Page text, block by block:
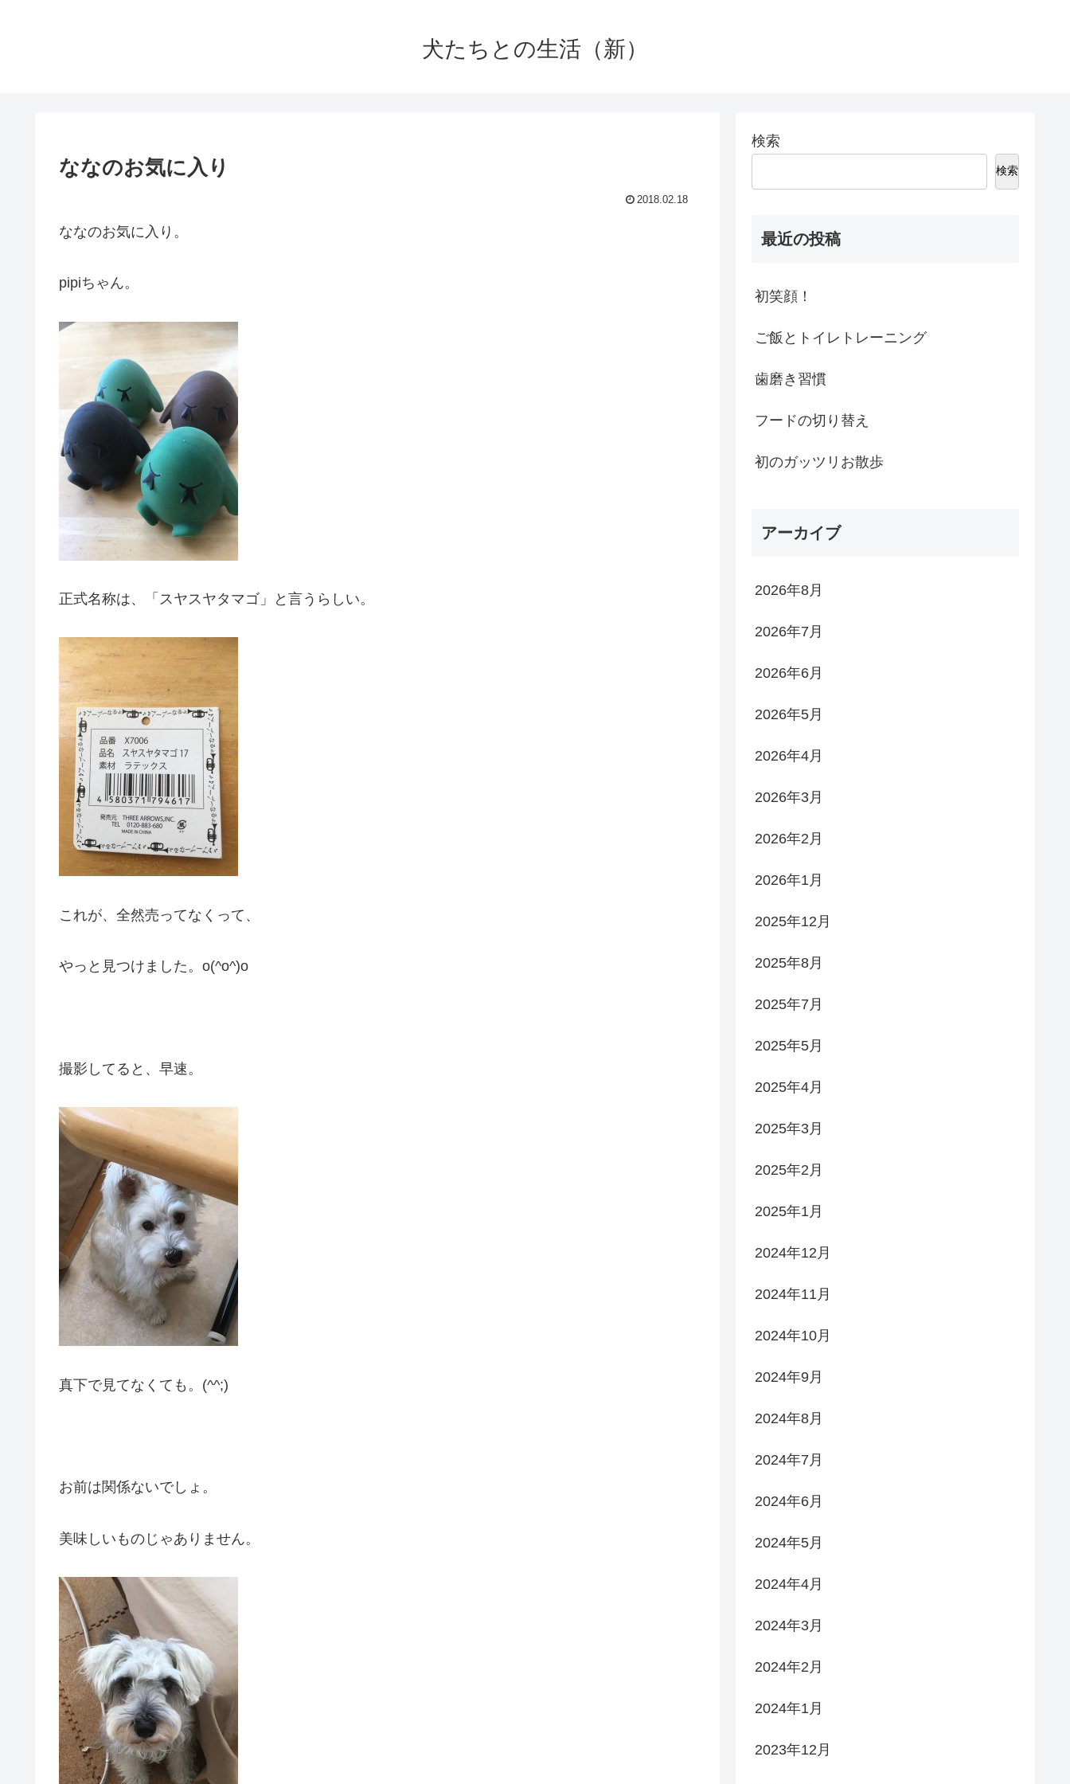
犬たちとの生活（新）
ななのお気に入り
2018.02.18
ななのお気に入り。
pipiちゃん。
正式名称は、「スヤスヤタマゴ」と言うらしい。
これが、全然売ってなくって、
やっと見つけました。o(^o^)o
撮影してると、早速。
真下で見てなくても。(^^;)
お前は関係ないでしょ。
美味しいものじゃありません。
検索
検索
最近の投稿
初笑顔！
ご飯とトイレトレーニング
歯磨き習慣
フードの切り替え
初のガッツリお散歩
アーカイブ
2026年8月
2026年7月
2026年6月
2026年5月
2026年4月
2026年3月
2026年2月
2026年1月
2025年12月
2025年8月
2025年7月
2025年5月
2025年4月
2025年3月
2025年2月
2025年1月
2024年12月
2024年11月
2024年10月
2024年9月
2024年8月
2024年7月
2024年6月
2024年5月
2024年4月
2024年3月
2024年2月
2024年1月
2023年12月